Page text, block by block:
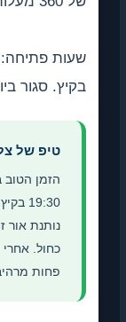
ביום שלישי.
של צלמים:
19:30 בקיץ – שעה
אור זהוב על
אחרי השקיעה הוא